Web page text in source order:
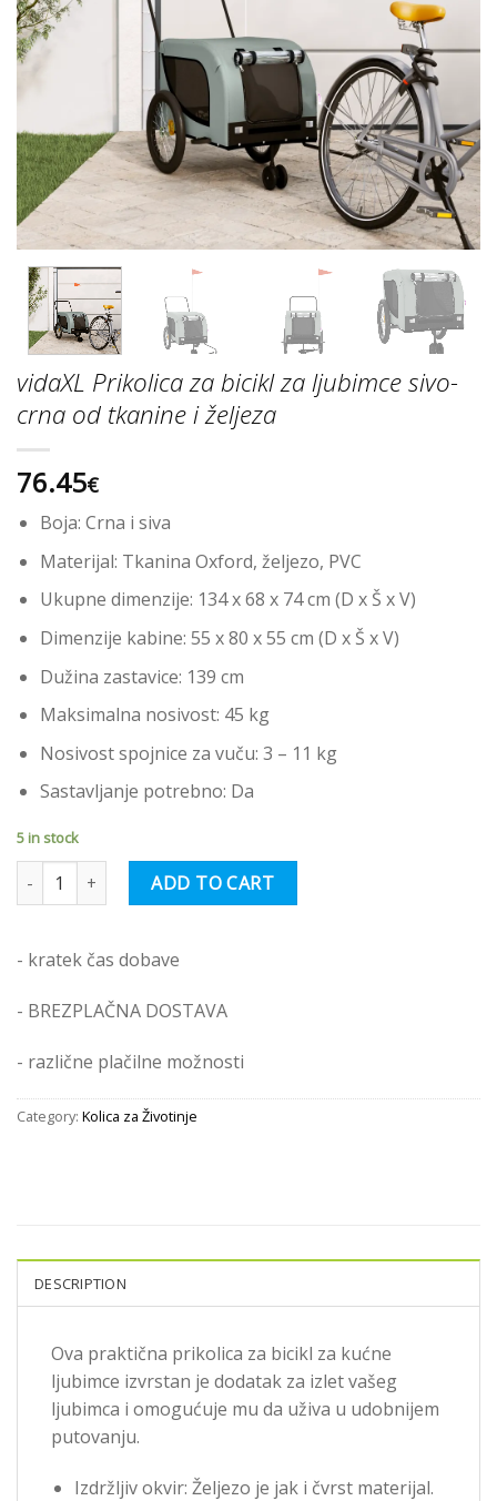
vidaXL Prikolica za bicikl za ljubimce sivo-
crna od tkanine i željeza
76.45€
Boja: Crna i siva
Materijal: Tkanina Oxford, željezo, PVC
Ukupne dimenzije: 134 x 68 x 74 cm (D x Š x V)
Dimenzije kabine: 55 x 80 x 55 cm (D x Š x V)
Dužina zastavice: 139 cm
Maksimalna nosivost: 45 kg
Nosivost spojnice za vuču: 3 – 11 kg
Sastavljanje potrebno: Da
5 in stock
vidaXL Prikolica za bicikl za ljubimce sivo-crna od tkanine i
ADD TO CART
- kratek čas dobave
- BREZPLAČNA DOSTAVA
- različne plačilne možnosti
Category: Kolica za Životinje
DESCRIPTION
Ova praktična prikolica za bicikl za kućne
ljubimce izvrstan je dodatak za izlet vašeg
ljubimca i omogućuje mu da uživa u udobnijem
putovanju.
Izdržljiv okvir: Željezo je jak i čvrst materijal.